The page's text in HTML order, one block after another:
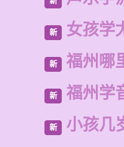
新 女孩学
新 福州哪
新 福州学
新 小孩几